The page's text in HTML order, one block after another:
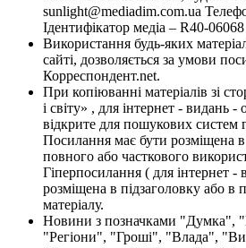
sunlight@mediadim.com.ua
Ідентифікатор медіа – R40-06068
Використання будь-яких
сайті, дозволяється за умови
Корреспондент.net.
При копіюванні матеріалів зі
і світу» , для інтернет - видань -
відкрите для пошукових систем
Посилання має бути розміщена в
повного або часткового
Гіперпосилання ( для інтернет
розміщена в підзаголовку або в
матеріалу.
Новини з позначками "Думка",
"Регіони", "Гроші", "Влада",